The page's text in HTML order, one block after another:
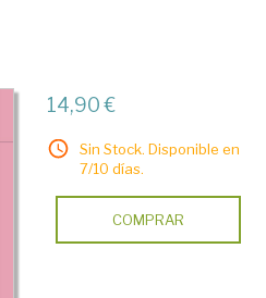
14,90 €
Sin Stock. Disponible en
7/10 días.
COMPRAR